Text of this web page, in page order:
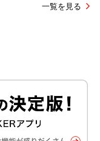
一覧を見る